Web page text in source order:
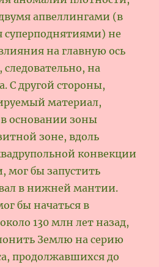
апвеллингами (в
суперподнятиями) не
на главную ось
на
С другой стороны,
материал,
основании зоны
зоне, вдоль
конвекции
бы запустить
в нижней мантии.
бы начаться в
130 млн лет назад,
Землю на серию
продолжавшихся до